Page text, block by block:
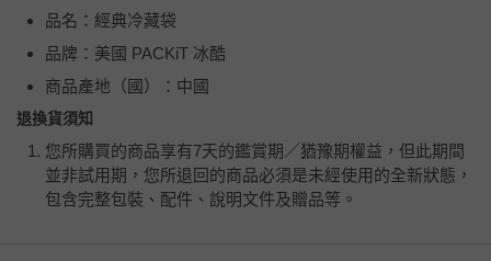
品名：經典冷藏袋
品牌：美國 PACKiT 冰酷
商品產地（國）：中國
退換貨須知
您所購買的商品享有7天的鑑賞期／猶豫期權益，但此期間
並非試用期，您所退回的商品必須是未經使用的全新狀態，
包含完整包裝、配件、說明文件及贈品等。